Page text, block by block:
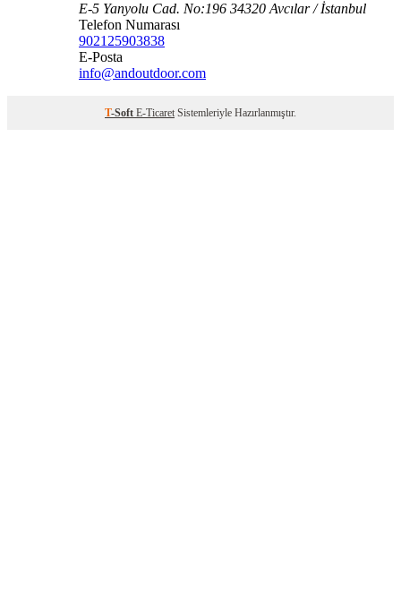
E-5 Yanyolu Cad. No:196 34320 Avcılar / İstanbul
Telefon Numarası
902125903838
E-Posta
info@andoutdoor.com
T-Soft E-Ticaret Sistemleriyle Hazırlanmıştır.